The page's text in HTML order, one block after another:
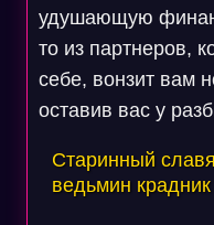
удушающую
то из партнеров,
себе, вонзит вам
оставив вас у
Старинный
ведьмин